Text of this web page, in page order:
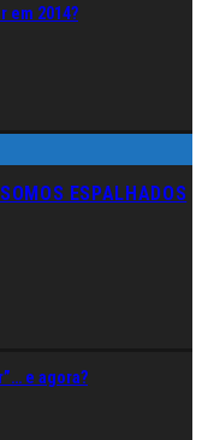
em 2014?
ESPALHADOS
e agora?